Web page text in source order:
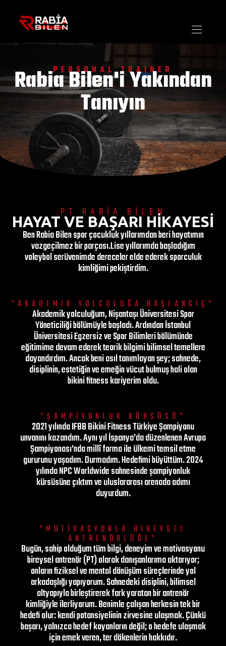
PERSONAL TRAINER
Rabia Bilen'i Yakından
Tanıyın
PT RABİA BİLEN
HAYAT VE BAŞARI HİKAYESİ
Ben Rabia Bilen spor çocukluk yıllarımdan beri hayatımın
vazgeçilmez bir parçası.Lise yıllarımda başladığım
voleybol serüvenimde dereceler elde ederek sporculuk
kimliğimi pekiştirdim.
"AKADEMİK YOLCULUĞA BAŞLANGIÇ"
Akademik yolculuğum, Nişantaşı Üniversitesi Spor
Yöneticiliği bölümüyle başladı. Ardından İstanbul
Üniversitesi Egzersiz ve Spor Bilimleri bölümünde
eğitimime devam ederek teorik bilgimi bilimsel temellere
dayandırdım. Ancak beni asıl tanımlayan şey; sahnede,
disiplinin, estetiğin ve emeğin vücut bulmuş hali olan
bikini fitness kariyerim oldu.
"ŞAMPİYONLUK KÜRSÜSÜ"
2021 yılında IFBB Bikini Fitness Türkiye Şampiyonu
unvanını kazandım. Aynı yıl İspanya’da düzenlenen Avrupa
Şampiyonası’nda millî forma ile ülkemi temsil etme
gururunu yaşadım. Durmadım. Hedefimi büyüttüm. 2024
yılında NPC Worldwide sahnesinde şampiyonluk
kürsüsüne çıktım ve uluslararası arenada adımı
duyurdum.
"MOTİVASYONLA BİREYSEL
ANTRENÖRLÜĞE"
Bugün, sahip olduğum tüm bilgi, deneyim ve motivasyonu
bireysel antrenör (PT) olarak danışanlarıma aktarıyor;
onların fiziksel ve mental dönüşüm süreçlerinde yol
arkadaşlığı yapıyorum. Sahnedeki disiplini, bilimsel
altyapıyla birleştirerek fark yaratan bir antrenör
kimliğiyle ilerliyorum. Benimle çalışan herkesin tek bir
hedefi olur: kendi potansiyelinin zirvesine ulaşmak. Çünkü
başarı, yalnızca hedef koyanların değil; o hedefe ulaşmak
için emek veren, ter dökenlerin hakkıdır.